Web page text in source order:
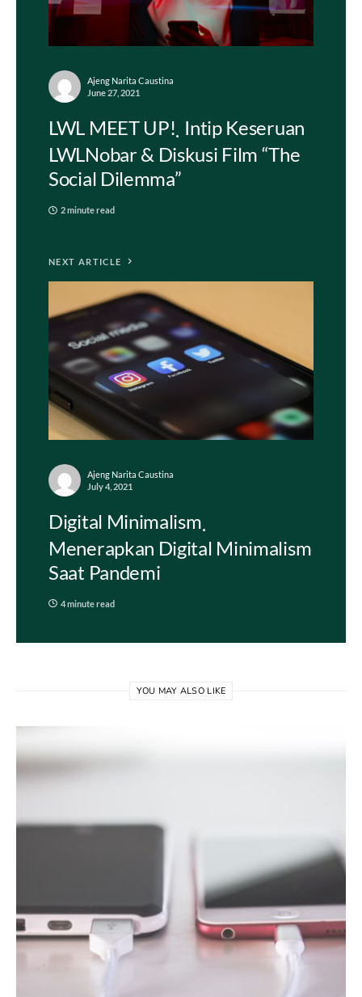
Ajeng Narita Caustina
June 27, 2021
LWL MEET UP! Intip Keseruan
LWLNobar & Diskusi Film “The
Social Dilemma”
2 minute read
NEXT ARTICLE
Ajeng Narita Caustina
July 4, 2021
Digital Minimalism
Menerapkan Digital Minimalism
Saat Pandemi
4 minute read
YOU MAY ALSO LIKE